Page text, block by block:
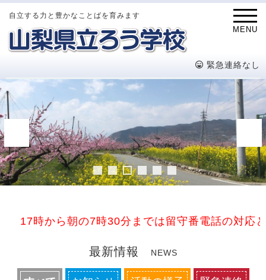
MENU
自立する力と豊かなことばを育みます
緊急連絡なし
17時から朝の7時30分までは留守番電話の対応と
最新情報 NEWS